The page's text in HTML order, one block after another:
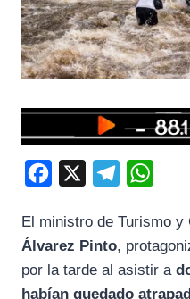
c
e
b
l
e
g
a
t
s
El ministro de Turismo y
Álvarez Pinto,
por la tarde al asistir a
habían quedado